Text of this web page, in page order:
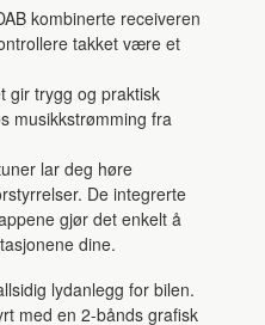
kombinerte receiveren
takket være et
gir trygg og praktisk
musikkstrømming fra
lar deg høre
De integrerte
gjør det enkelt å
dine.
lydanlegg for bilen.
med en 2-bånds grafisk